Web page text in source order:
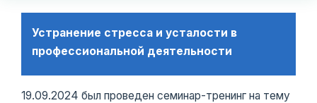
Устранение стресса и усталости в
профессиональной деятельности
19.09.2024 был проведен семинар-тренинг на тему